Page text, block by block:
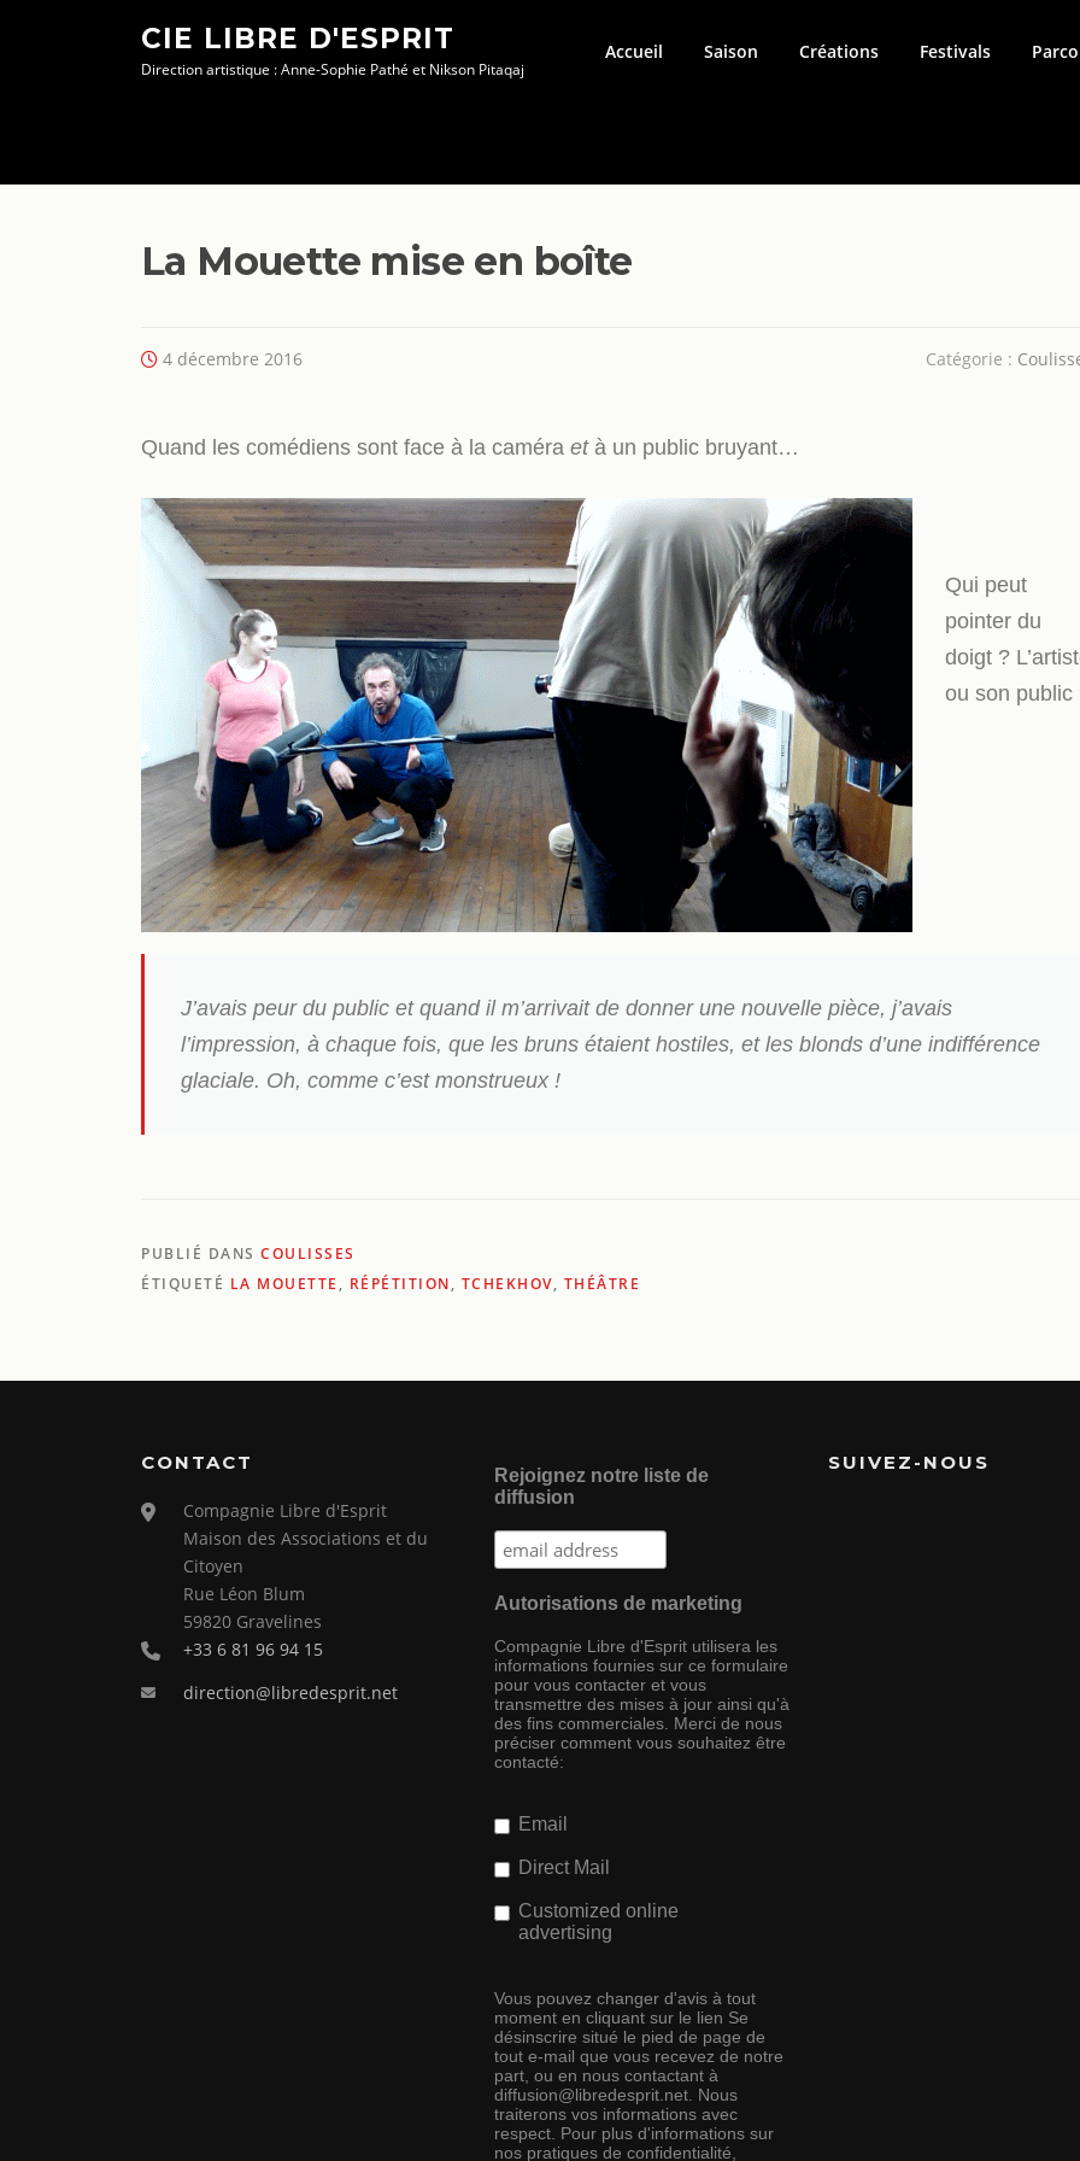
CIE LIBRE D'ESPRIT
Direction artistique : Anne-Sophie Pathé et Nikson Pitaqaj
Accueil Saison Créations Festivals
La Mouette mise en boîte
4 décembre 2016 Catégorie :
Quand les comédiens sont face à la caméra et à un public bruyant…
Qui peut
pointer du
doigt ?
ou son public
J’avais peur du public et quand il m’arrivait de donner une nouvelle pièce, j’avais
l’impression, à chaque fois, que les bruns étaient hostiles, et les blonds d’une indifférence
glaciale. Oh, comme c’est monstrueux !
PUBLIÉ DANS COULISSES
ÉTIQUETÉ LA MOUETTE , RÉPÉTITION, TCHEKHOV, THÉÂTRE
CONTACT
Compagnie Libre d'Esprit
Maison des Associations et du
Citoyen
Rue Léon Blum
59820 Gravelines
+33 6 81 96 94 15
direction@libredesprit.net
Rejoignez notre liste de
diffusion
Autorisations de marketing
Compagnie Libre d'Esprit utilisera les
informations fournies sur ce formulaire
pour vous contacter et vous
transmettre des mises à jour ainsi qu'à
des fins commerciales. Merci de nous
préciser comment vous souhaitez être
contacté:
Email
Direct Mail
Customized online
advertising
Vous pouvez changer d'avis à tout
moment en cliquant sur le lien Se
désinscrire situé le pied de page de
tout e-mail que vous recevez de notre
part, ou en nous contactant à
diffusion@libredesprit.net. Nous
traiterons vos informations avec
respect. Pour plus d'informations sur
nos pratiques de confidentialité,
SUIVEZ-NOUS